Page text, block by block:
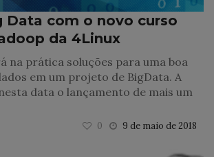
Data com o novo curso
da 4Linux
na prática soluções para uma boa
em um projeto de BigData. A
data o lançamento de mais um
9 de maio de 2018
0